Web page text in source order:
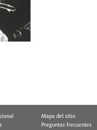
Mapa del sitio
Preguntas frecuentes